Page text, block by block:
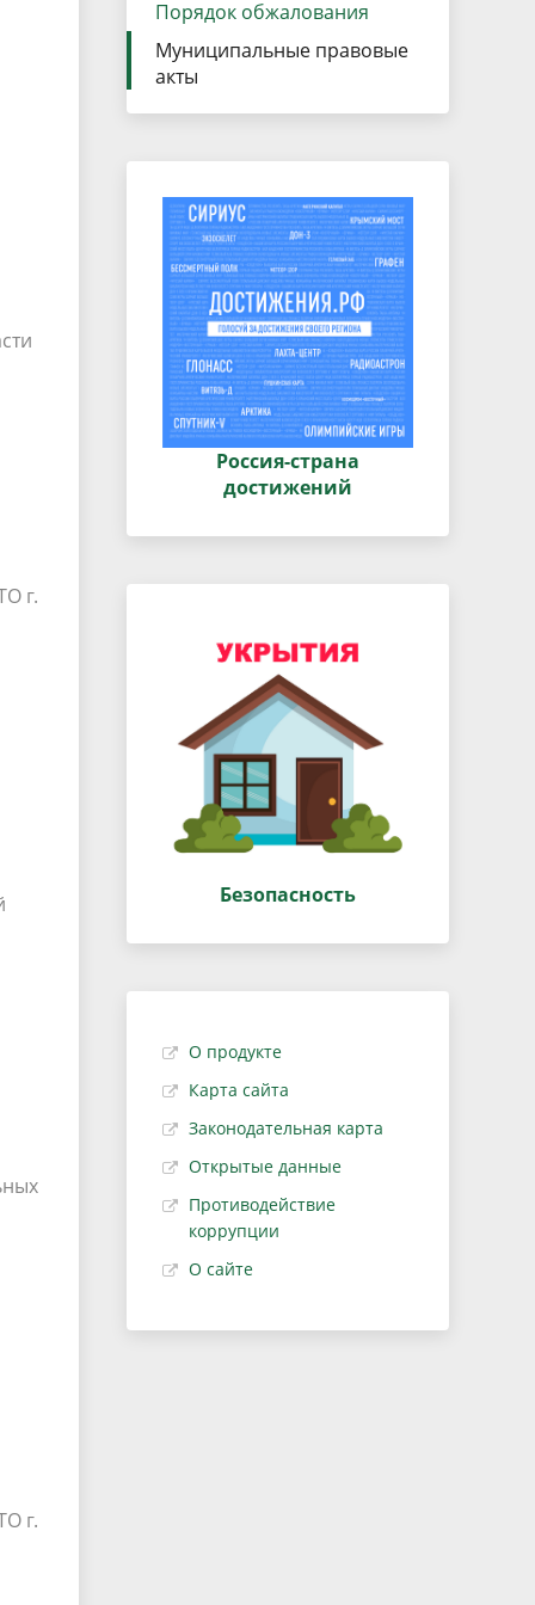
Городская среда
Региональный контроль
Поддержка малого и среднего
г.
г.
Порядок обжалования
Муниципальные правовые
акты
Россия-страна
достижений
Безопасность
О продукте
Карта сайта
Законодательная карта
Открытые данные
Противодействие
коррупции
О сайте